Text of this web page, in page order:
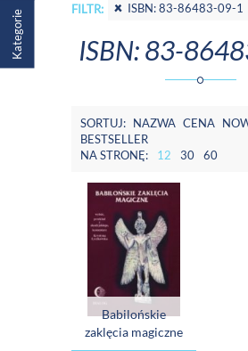
Kategorie FILTR: ISBN: 83-86483-09-1
ISBN: 83-
SORTUJ: NAZWA CENA
BESTSELLER
NA STRONĘ:
12 30 60
Babilońskie
zaklęcia magiczne